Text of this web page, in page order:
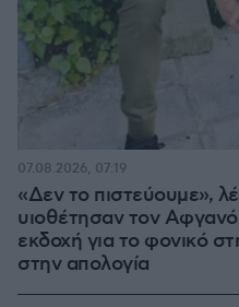
«Δεν το πιστεύουμε»,
υιοθέτησαν τον
εκδοχή για το φονικό
στην απολογία
07.08.2026, 07:19